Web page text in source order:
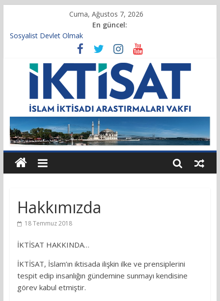
Cuma, Ağustos 7, 2026
En güncel:
Sosyalist Devlet Olmak
Vakıf Başkanımız Prof. Dr. Servet BAYINDIR, 10.04.2025 tarihli
Cumhurbaşkanlığı Kararnamesi’nin 21’inci maddesi gereğince
yeniden atandı.
Kur’an’da İktisadi Hayat
Finansı Yönetmek…
Tulumbanın Suyu
Hakkımızda
18 Temmuz 2018
İKTİSAT HAKKINDA…
İKTİSAT, İslam’ın iktisada ilişkin ilke ve prensiplerini
tespit edip insanlığın gündemine sunmayı kendisine
görev kabul etmiştir.